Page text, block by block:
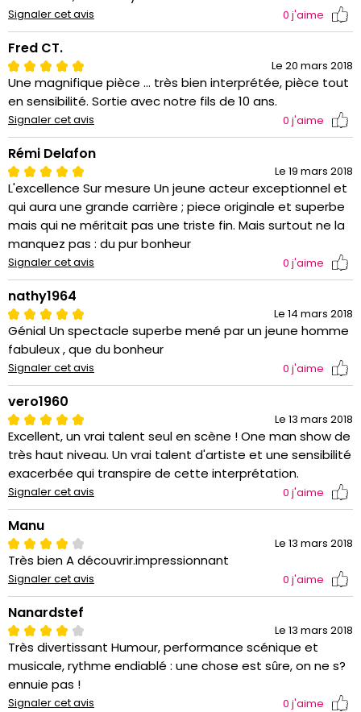
Signaler cet avis 0 j'aime
Fred CT.
Le 20 mars 2018
Une magnifique pièce ... très bien interprétée, pièce tout
en sensibilité. Sortie avec notre fils de 10 ans.
Signaler cet avis 0 j'aime
Rémi Delafon
Le 19 mars 2018
L'excellence Sur mesure Un jeune acteur exceptionnel et
qui aura une grande carrière ; piece originale et superbe
mais qui ne méritait pas une triste fin. Mais surtout ne la
manquez pas : du pur bonheur
Signaler cet avis 0 j'aime
nathy1964
Le 14 mars 2018
Génial Un spectacle superbe mené par un jeune homme
fabuleux , que du bonheur
Signaler cet avis 0 j'aime
vero1960
Le 13 mars 2018
Excellent, un vrai talent seul en scène ! One man show de
très haut niveau. Un vrai talent d'artiste et une sensibilité
exacerbée qui transpire de cette interprétation.
Signaler cet avis 0 j'aime
Manu
Le 13 mars 2018
Très bien A découvrir.impressionnant
Signaler cet avis 0 j'aime
Nanardstef
Le 13 mars 2018
Très divertissant Humour, performance scénique et
musicale, rythme endiablé : une chose est sûre, on ne s?
ennuie pas !
Signaler cet avis 0 j'aime